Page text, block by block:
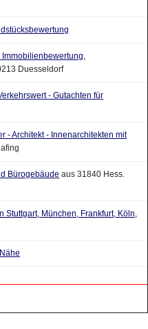
Duesseldorf
- Gutachten für
- Architekt - Innenarchitekten mit
Bürogebäude aus 31840 Hess.
Stuttgart, München, Frankfurt, Köln,